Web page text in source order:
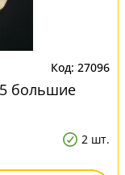
27096
большие
2 шт.